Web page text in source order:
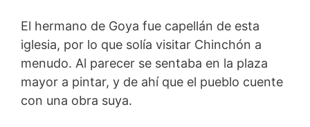
El hermano de Goya fue capellán de esta
iglesia, por lo que solía visitar Chinchón a
menudo. Al parecer se sentaba en la plaza
mayor a pintar, y de ahí que el pueblo cuente
con una obra suya.